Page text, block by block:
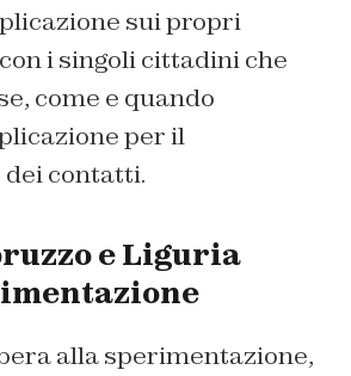
sui propri
i singoli cittadini che
come e quando
per il
contatti.
e Liguria
alla sperimentazione,